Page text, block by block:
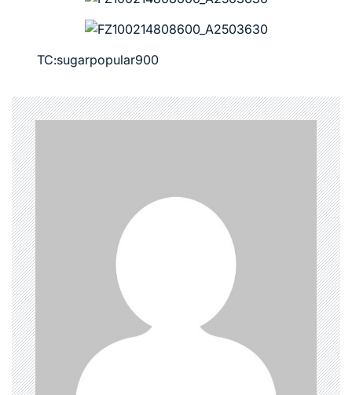
TC:sugarpopular900